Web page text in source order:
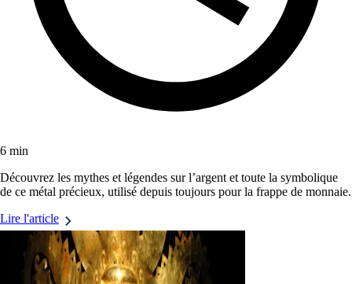
6 min
Découvrez les mythes et légendes sur l’argent et toute la symbolique
de ce métal précieux, utilisé depuis toujours pour la frappe de monnaie.
Lire l'article